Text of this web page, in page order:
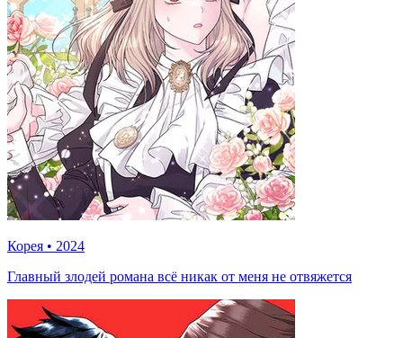
Корея • 2024
Главный злодей романа всё никак от меня не отвяжется